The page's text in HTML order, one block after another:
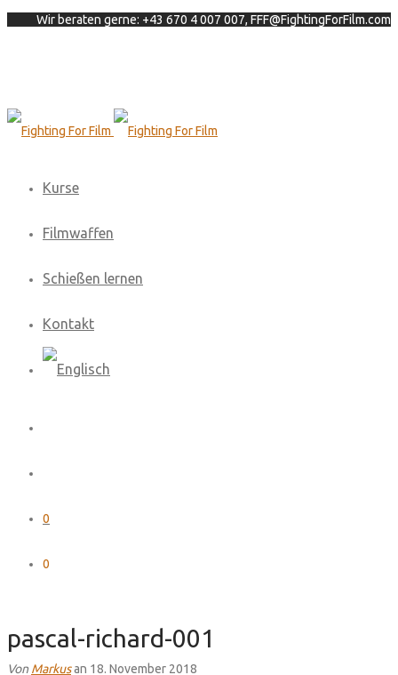
Wir beraten gerne: +43 670 4 007 007, FFF@FightingForFilm.com
Kurse
Filmwaffen
Schießen lernen
Kontakt
0
0
pascal-richard-001
VonMarkusan 18. November 2018